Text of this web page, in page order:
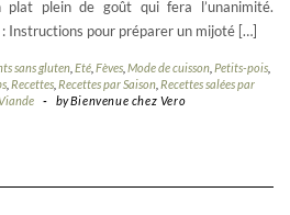
plat plein de goût qui fera l’unanimité.
Instructions pour préparer un mijoté […]
sans gluten Eté Fèves Mode de cuisson Petits-pois
Recettes Recettes par Saison Recettes salées par
- byBienvenue chez Vero